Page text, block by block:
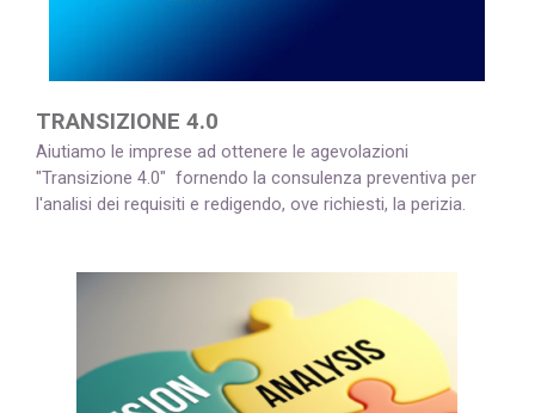
TRANSIZIONE 4.0
Aiutiamo le imprese ad ottenere le agevolazioni
"Transizione 4.0" fornendo la consulenza preventiva per
l'analisi dei requisiti e redigendo, ove richiesti, la perizia.